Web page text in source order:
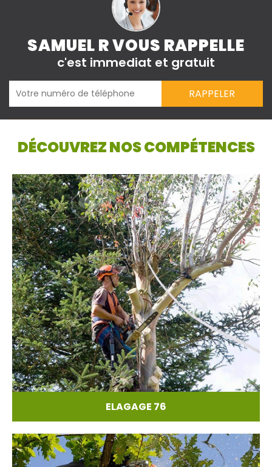
SAMUEL R VOUS RAPPELLE
c'est immediat et gratuit
DÉCOUVREZ NOS COMPÉTENCES
ELAGAGE 76